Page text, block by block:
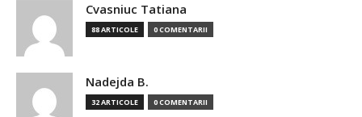
Cvasniuc Tatiana
88 ARTICOLE 0 COMENTARII
Nadejda B.
32 ARTICOLE 0 COMENTARII